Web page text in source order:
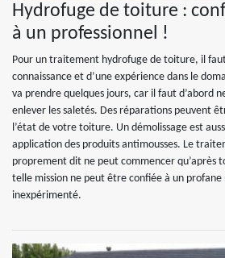
Hydrofuge de toiture :
à un professionnel !
Pour un traitement hydrofuge de toiture, il
connaissance et d’une expérience dans le
va prendre quelques jours, car il faut d’abord
enlever les saletés. Des réparations peuvent
l’état de votre toiture. Un démolissage est
application des produits antimousses. Le
proprement dit ne peut commencer qu’après
telle mission ne peut être confiée à un
inexpérimenté.